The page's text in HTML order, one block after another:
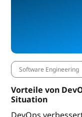
Software Engineering
Vorteile von
Situation